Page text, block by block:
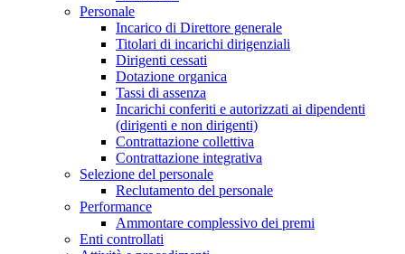
Personale
Incarico di Direttore generale
Titolari di incarichi dirigenziali
Dirigenti cessati
Dotazione organica
Tassi di assenza
Incarichi conferiti e autorizzati ai dipendenti
(dirigenti e non dirigenti)
Contrattazione collettiva
Contrattazione integrativa
Selezione del personale
Reclutamento del personale
Performance
Ammontare complessivo dei premi
Enti controllati